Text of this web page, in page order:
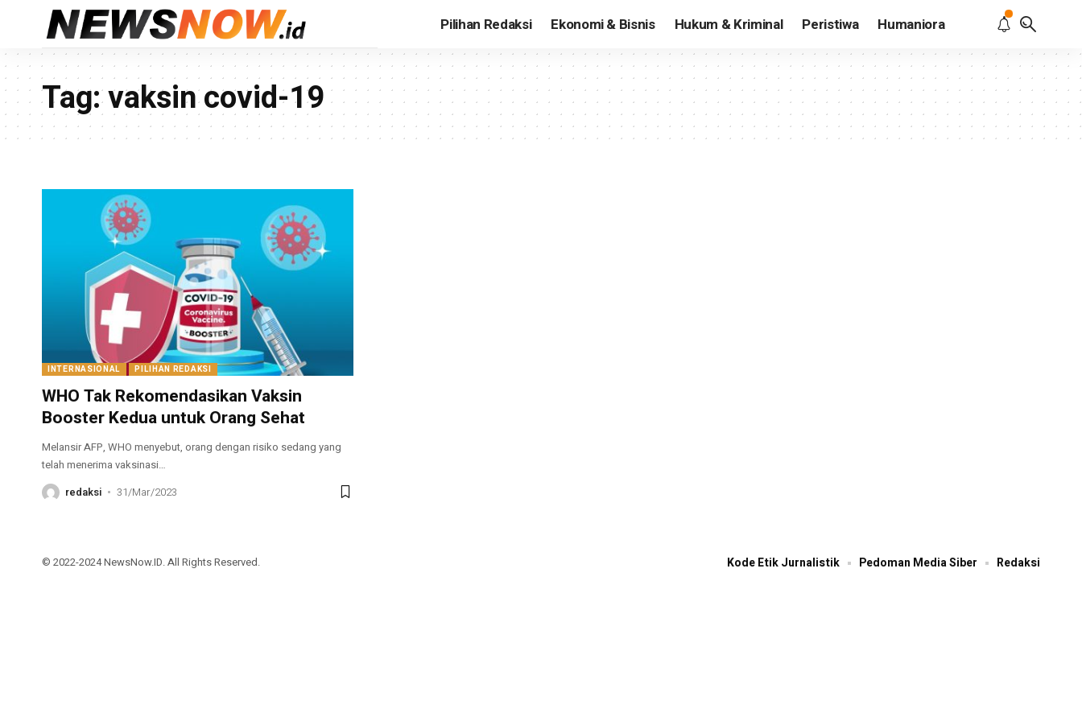
Pilihan Redaksi Ekonomi & Bisnis Hukum & Kriminal Peristiwa Humaniora
Tag:vaksin covid-19
INTERNASIONAL PILIHAN REDAKSI
WHO Tak Rekomendasikan Vaksin
Booster Kedua untuk Orang Sehat
Melansir AFP, WHO menyebut, orang dengan risiko sedang yang
telah menerima vaksinasi…
redaksi
31/Mar/2023
© 2022-2024 NewsNow.ID. All Rights Reserved. Kode Etik Jurnalistik Pedoman Media Siber Redaksi